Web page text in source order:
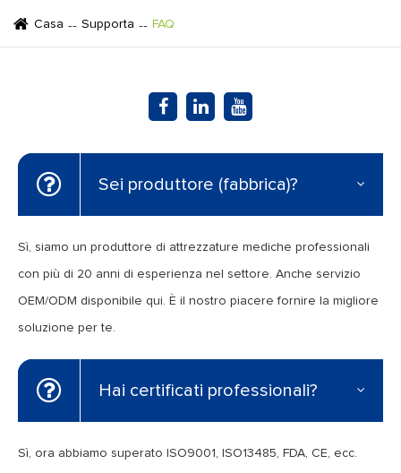
Casa Supporta FAQ
Sei produttore (fabbrica)?
Sì, siamo un produttore di attrezzature mediche professionali
con più di 20 anni di esperienza nel settore. Anche servizio
OEM/ODM disponibile qui. È il nostro piacere fornire la migliore
soluzione per te.
Hai certificati professionali?
Sì, ora abbiamo superato ISO9001, ISO13485, FDA, CE, ecc.